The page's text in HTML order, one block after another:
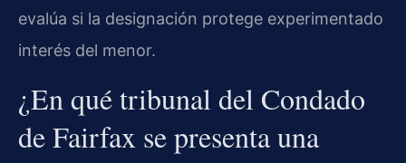
evalúa si la designación protege experimentado
interés del menor.
¿En qué tribunal del Condado
de Fairfax se presenta una